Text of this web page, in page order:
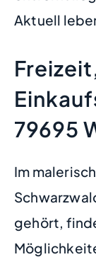
Aktuell
79695
Im
gehört,